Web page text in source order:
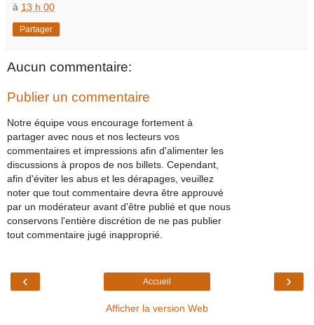
à 13 h 00
Partager
Aucun commentaire:
Publier un commentaire
Notre équipe vous encourage fortement à
partager avec nous et nos lecteurs vos
commentaires et impressions afin d'alimenter les
discussions à propos de nos billets. Cependant,
afin d'éviter les abus et les dérapages, veuillez
noter que tout commentaire devra être approuvé
par un modérateur avant d'être publié et que nous
conservons l'entière discrétion de ne pas publier
tout commentaire jugé inapproprié.
‹ ›
Accueil
Afficher la version Web